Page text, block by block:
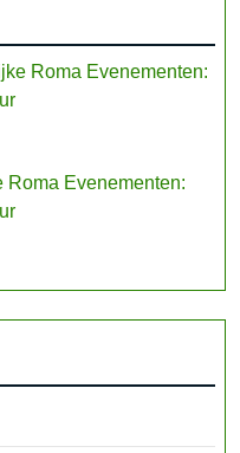
Roma Evenementen:
Roma Evenementen: